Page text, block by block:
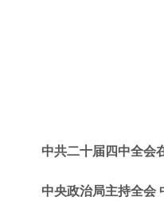
中共二十届四中全会
中央政治局主持全会